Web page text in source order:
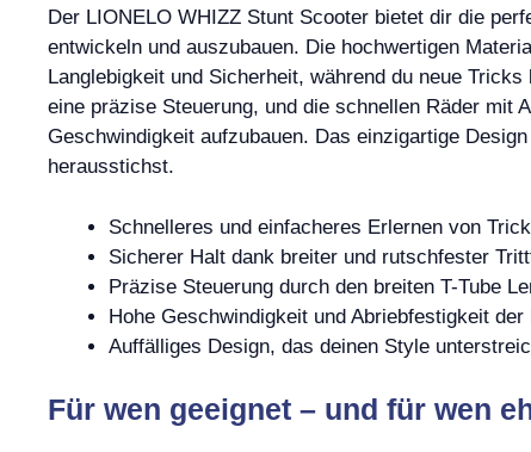
Der LIONELO WHIZZ Stunt Scooter bietet dir die
entwickeln und auszubauen. Die hochwertigen
Langlebigkeit und Sicherheit, während du neue
eine präzise Steuerung, und die schnellen Räder mit
Geschwindigkeit aufzubauen. Das einzigartige
herausstichst.
Schnelleres und einfacheres Erlernen von
Sicherer Halt dank breiter und rutschfester
Präzise Steuerung durch den breiten T-Tube
Hohe Geschwindigkeit und Abriebfestigkeit der
Auffälliges Design, das deinen Style
Für wen geeignet – und für wen